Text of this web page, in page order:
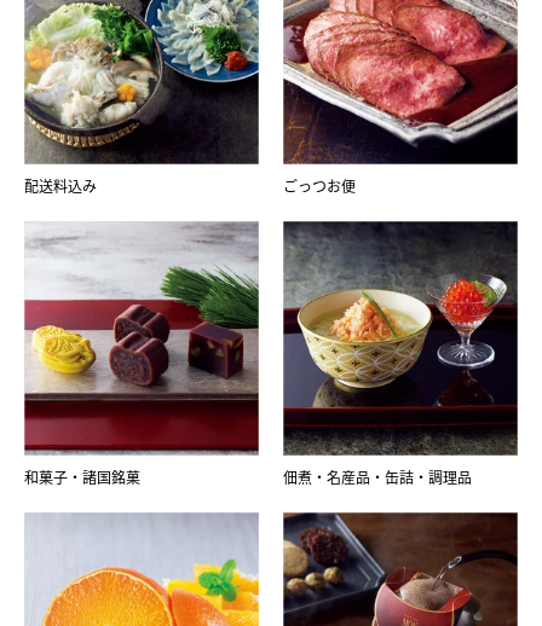
配送料込み ごっつお便
和菓子・諸国銘菓 佃煮・名産品・缶詰・調理品